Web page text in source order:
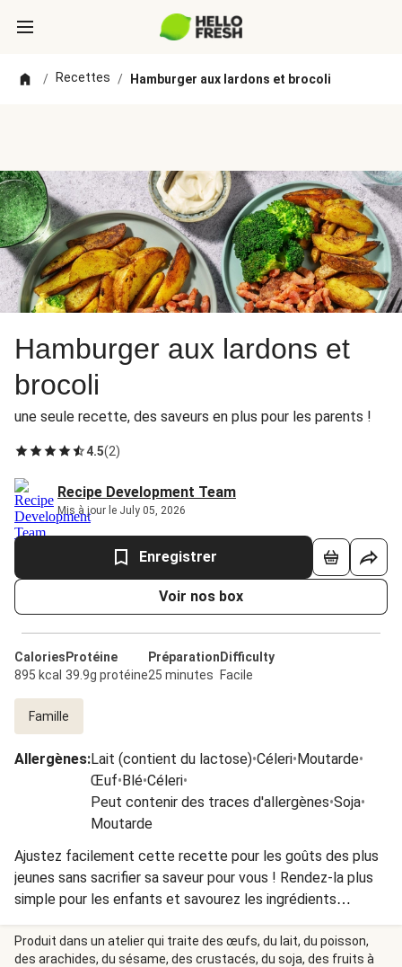
/ Recettes / Hamburger aux lardons et brocoli
Hamburger aux lardons et
brocoli
une seule recette, des saveurs en plus pour les parents !
4.5(2)
Recipe Development Team
Mis à jour le July 05, 2026
Enregistrer
Voir nos box
Calories
895 kcal
Protéine
39.9g protéine
Préparation
25 minutes
Difficulty
Facile
Famille
Allergènes:Lait (contient du lactose)•Céleri•Moutarde•
Œuf•Blé•Céleri•
Peut contenir des traces d'allergènes•Soja•
Moutarde
Ajustez facilement cette recette pour les goûts des plus
jeunes sans sacrifier sa saveur pour vous ! Rendez-la plus
simple pour les enfants et savourez les ingrédients
spéciaux ajoutés juste pour vous.
Produit dans un atelier qui traite des œufs, du lait, du poisson,
des arachides, du sésame, des crustacés, du soja, des fruits à